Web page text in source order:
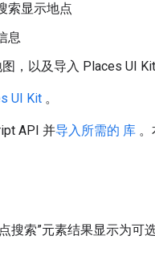
索显示地点
息
，以及导入 Places UI Kit
UI Kit 。
API 并导入所需的 库
索”元素结果显示为可